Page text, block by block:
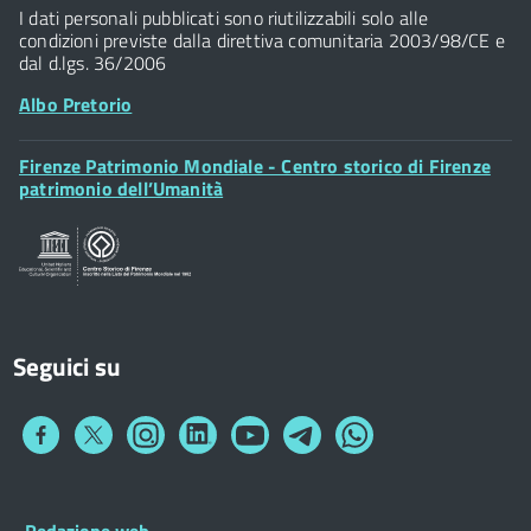
Posta Elettronica Certificata
I dati personali pubblicati sono riutilizzabili solo alle
condizioni previste dalla direttiva comunitaria 2003/98/CE e
dal d.lgs. 36/2006
Albo Pretorio
Footer
Widget
Firenze Patrimonio Mondiale - Centro storico di Firenze
patrimonio dell’Umanità
Seguici su
Collegamento
Collegamento
a
Collegamento
a
Collegamento
a
Collegamento
a
Collegamento
a
Collegamento
a
Footer